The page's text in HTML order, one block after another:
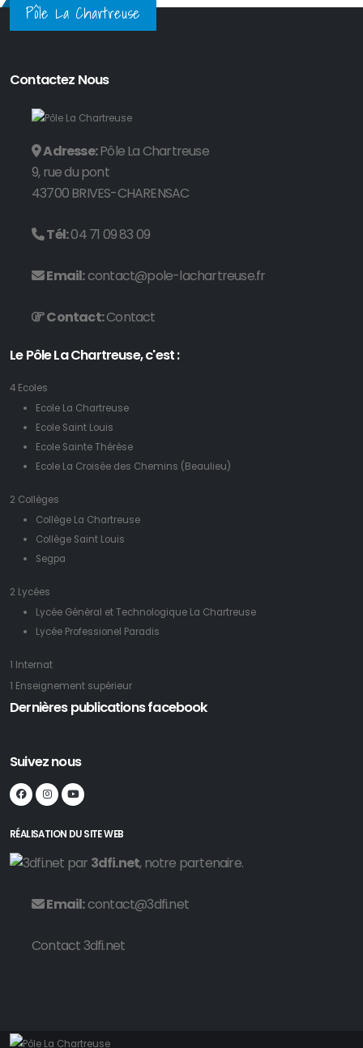
Pôle La Chartreuse
Contactez Nous
Adresse:Pôle La Chartreuse
9, rue du pont
43700 BRIVES-CHARENSAC
Tél:04 71 09 83 09
Email:contact@pole-lachartreuse.fr
Contact:Contact
Le Pôle La Chartreuse, c'est :
4 Ecoles
Ecole La Chartreuse
Ecole Saint Louis
Ecole Sainte Thérèse
Ecole La Croisée des Chemins (Beaulieu)
2 Collèges
Collège La Chartreuse
Collège Saint Louis
Segpa
2 Lycées
Lycée Général et Technologique La Chartreuse
Lycée Professionel Paradis
1 Internat
1 Enseignement supérieur
Dernières publications facebook
Suivez nous
RÉALISATION DU SITE WEB
par 3dfi.net, notre partenaire.
Email:contact@3dfi.net
Contact 3dfi.net